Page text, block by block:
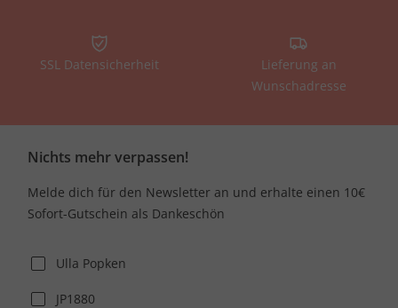
SSL Datensicherheit
Lieferung an
Wunschadresse
Nichts mehr verpassen!
Melde dich für den Newsletter an und erhalte einen 10€
Sofort-Gutschein als Dankeschön
Ulla Popken
JP1880